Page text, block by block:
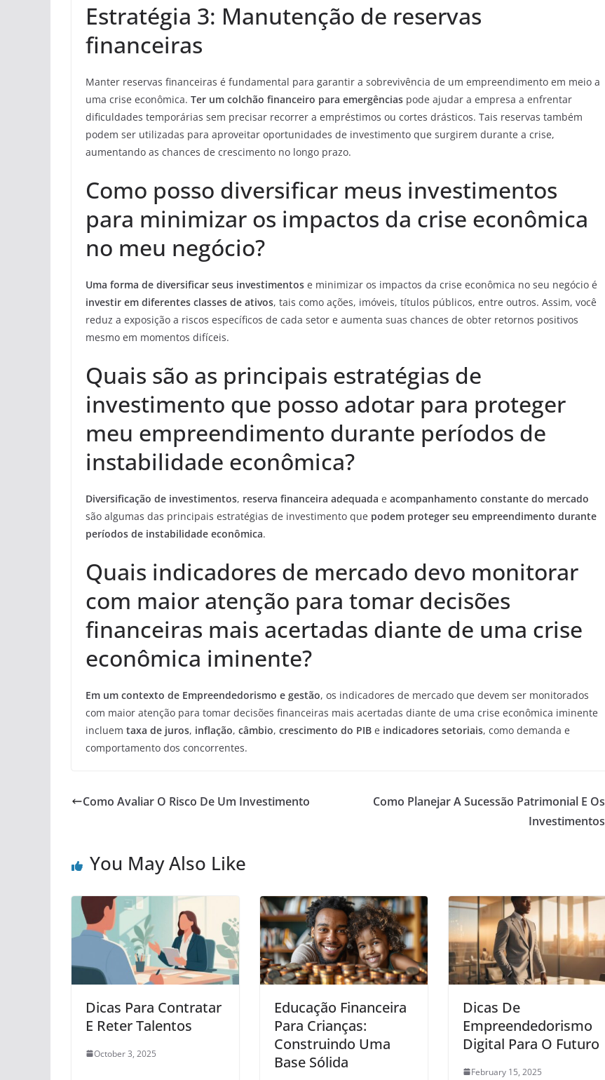
Estratégia 3: Manutenção de reservas
financeiras
Manter reservas financeiras é fundamental para garantir a sobrevivência de um empreendimento em meio a
uma crise econômica. Ter um colchão financeiro para emergências pode ajudar a empresa a enfrentar
dificuldades temporárias sem precisar recorrer a empréstimos ou cortes drásticos. Tais reservas também
podem ser utilizadas para aproveitar oportunidades de investimento que surgirem durante a crise,
aumentando as chances de crescimento no longo prazo.
Como posso diversificar meus investimentos
para minimizar os impactos da crise econômica
no meu negócio?
Uma forma de diversificar seus investimentos e minimizar os impactos da crise econômica no seu negócio é
investir em diferentes classes de ativos, tais como ações, imóveis, títulos públicos, entre outros. Assim, você
reduz a exposição a riscos específicos de cada setor e aumenta suas chances de obter retornos positivos
mesmo em momentos difíceis.
Quais são as principais estratégias de
investimento que posso adotar para proteger
meu empreendimento durante períodos de
instabilidade econômica?
Diversificação de investimentos, reserva financeira adequada e acompanhamento constante do mercado
são algumas das principais estratégias de investimento que podem proteger seu empreendimento durante
períodos de instabilidade econômica.
Quais indicadores de mercado devo monitorar
com maior atenção para tomar decisões
financeiras mais acertadas diante de uma crise
econômica iminente?
Em um contexto de Empreendedorismo e gestão, os indicadores de mercado que devem ser monitorados
com maior atenção para tomar decisões financeiras mais acertadas diante de uma crise econômica iminente
incluem taxa de juros, inflação, câmbio, crescimento do PIB e indicadores setoriais, como demanda e
comportamento dos concorrentes.
Como Avaliar O Risco De Um Investimento
Como Planejar A Sucessão Patrimonial E Os
Investimentos
You May Also Like
Dicas Para Contratar
E Reter Talentos
October 3, 2025
Educação Financeira
Para Crianças:
Construindo Uma
Base Sólida
Dicas De
Empreendedorismo
Digital Para O Futuro
February 15, 2025